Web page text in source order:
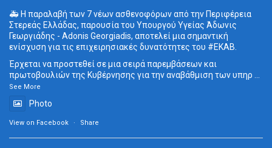
🚑 Η παραλαβή των 7 νέων ασθενοφόρων από την Περιφέρεια
Στερεάς Ελλάδας, παρουσία του Υπουργού Υγείας Άδωνις
Γεωργιάδης - Adonis Georgiadis, αποτελεί μια σημαντική
ενίσχυση για τις επιχειρησιακές δυνατότητες του #ΕΚΑΒ.
Έρχεται να προστεθεί σε μια σειρά παρεμβάσεων και
πρωτοβουλιών της Κυβέρνησης για την αναβάθμιση των υπηρ ...
See More
Photo
View on Facebook · Share